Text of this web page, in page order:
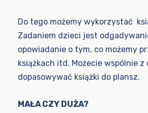
Do tego możemy wykorzystać
Zadaniem dzieci jest
opowiadanie o tym, co możemy
książkach itd. Możecie wspólnie
dopasowywać książki do plansz.
MAŁA CZY DUŻA?